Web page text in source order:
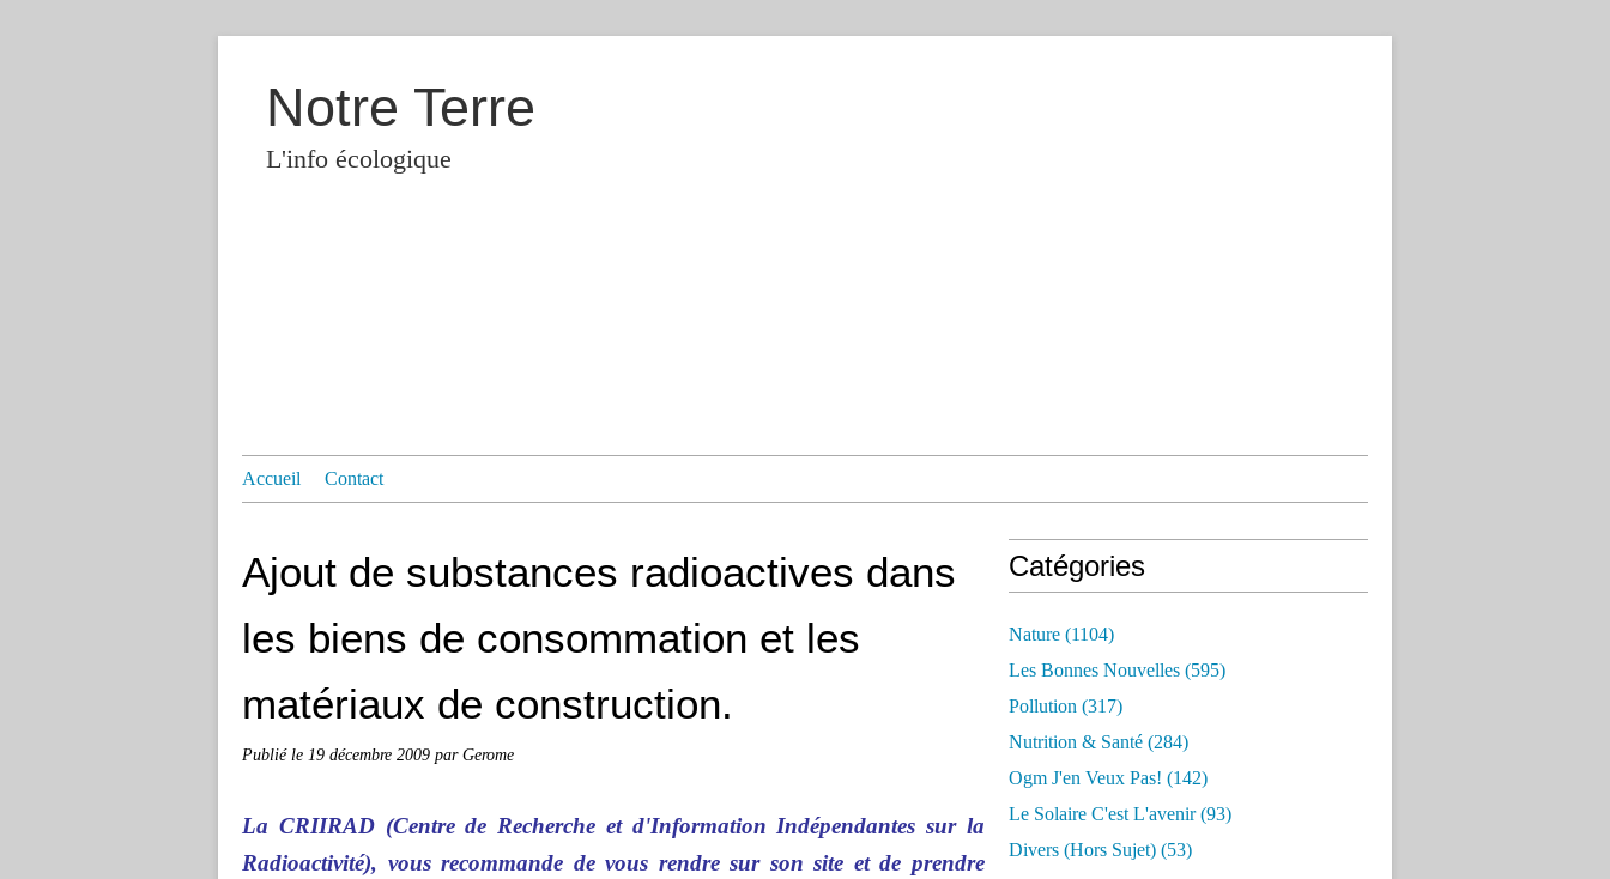
Notre Terre
L'info écologique
Accueil Contact
Ajout de substances radioactives dans
les biens de consommation et les
matériaux de construction.
Publié le 19 décembre 2009 par Gerome
La CRIIRAD (Centre de Recherche et d'Information Indépendantes sur la
Radioactivité), vous recommande de vous rendre sur son site et de prendre
Catégories
Nature (1104)
Les Bonnes Nouvelles (595)
Pollution (317)
Nutrition & Santé (284)
Ogm J'en Veux Pas! (142)
Le Solaire C'est L'avenir(93)
Divers (hors Sujet) (53)